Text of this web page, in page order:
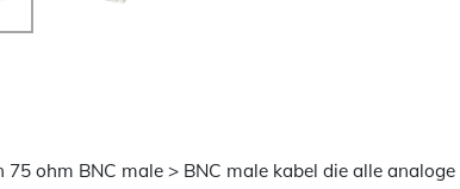
75 ohm BNC male > BNC male kabel die alle